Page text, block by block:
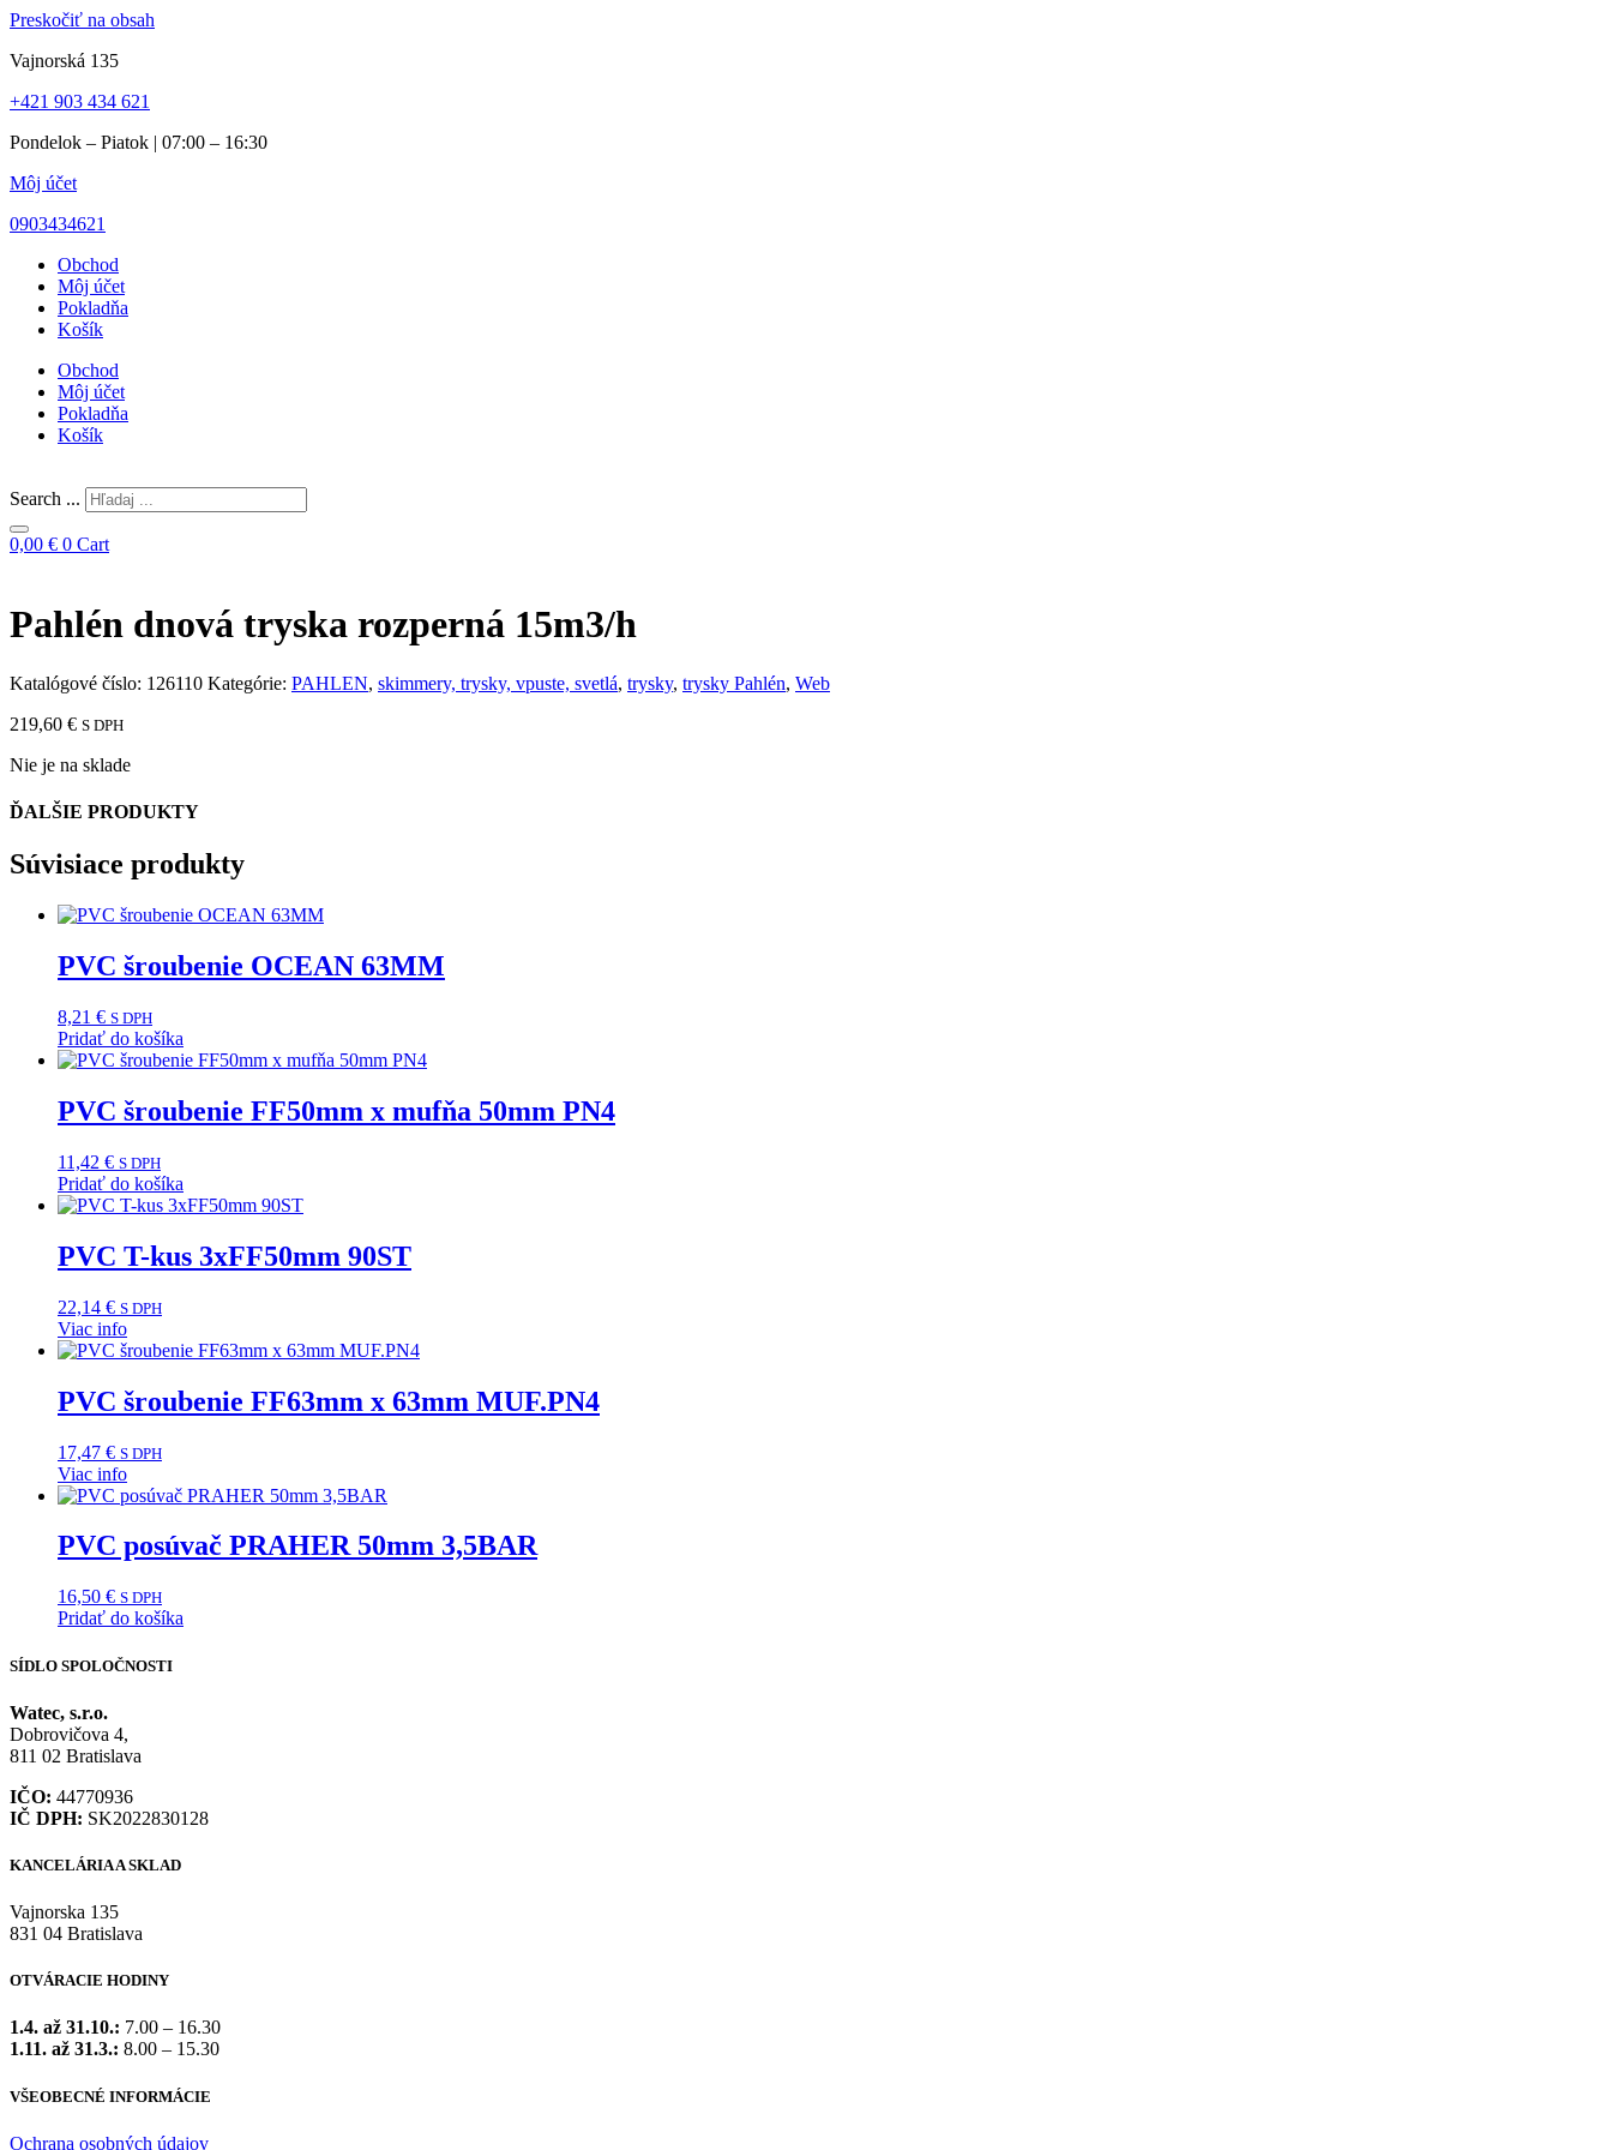
Preskočiť na obsah
Vajnorská 135
+421 903 434 621
Pondelok – Piatok | 07:00 – 16:30
Môj účet
0903434621
Obchod
Môj účet
Pokladňa
Košík
Obchod
Môj účet
Pokladňa
Košík
Search ...
0,00 € 0 Cart
Pahlén dnová tryska rozperná 15m3/h
Katalógové číslo: 126110 Kategórie: PAHLEN, skimmery, trysky, vpuste, svetlá, trysky, trysky Pahlén, Web
219,60 € S DPH
Nie je na sklade
ĎALŠIE PRODUKTY
Súvisiace produkty
PVC šroubenie OCEAN 63MM
8,21 € S DPH
Pridať do košíka
PVC šroubenie FF50mm x mufňa 50mm PN4
11,42 € S DPH
Pridať do košíka
PVC T-kus 3xFF50mm 90ST
22,14 € S DPH
Viac info
PVC šroubenie FF63mm x 63mm MUF.PN4
17,47 € S DPH
Viac info
PVC posúvač PRAHER 50mm 3,5BAR
16,50 € S DPH
Pridať do košíka
SÍDLO SPOLOČNOSTI
Watec, s.r.o.
Dobrovičova 4,
811 02 Bratislava
IČO: 44770936
IČ DPH: SK2022830128
KANCELÁRIA A SKLAD
Vajnorska 135
831 04 Bratislava
OTVÁRACIE HODINY
1.4. až 31.10.: 7.00 – 16.30
1.11. až 31.3.: 8.00 – 15.30
VŠEOBECNÉ INFORMÁCIE
Ochrana osobných údajov